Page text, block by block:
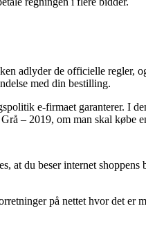
adlyder de officielle regler,
med din bestilling.
e-firmaet garanterer. I
– 2019, om man skal købe
at du beser internet
på nettet hvor det er